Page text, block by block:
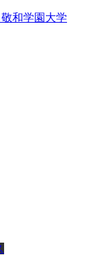
和学園大学